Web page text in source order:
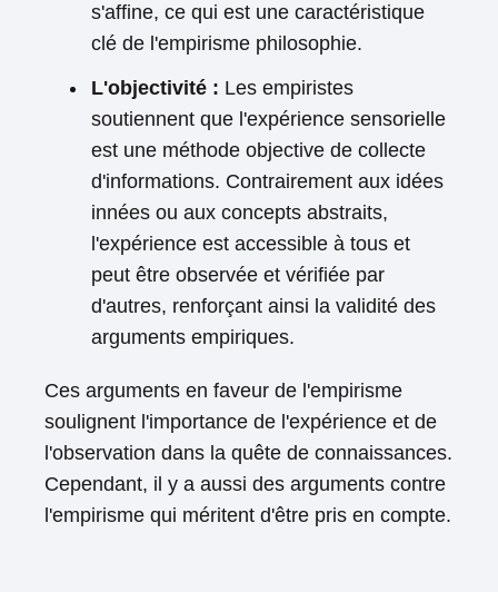
s'affine, ce qui est une caractéristique
clé de l'empirisme philosophie.
L'objectivité : Les empiristes
soutiennent que l'expérience sensorielle
est une méthode objective de collecte
d'informations. Contrairement aux idées
innées ou aux concepts abstraits,
l'expérience est accessible à tous et
peut être observée et vérifiée par
d'autres, renforçant ainsi la validité des
arguments empiriques.
Ces arguments en faveur de l'empirisme
soulignent l'importance de l'expérience et de
l'observation dans la quête de connaissances.
Cependant, il y a aussi des arguments contre
l'empirisme qui méritent d'être pris en compte.